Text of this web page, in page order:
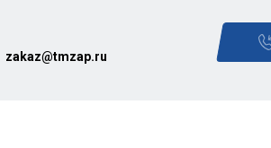
zakaz@tmzap.ru